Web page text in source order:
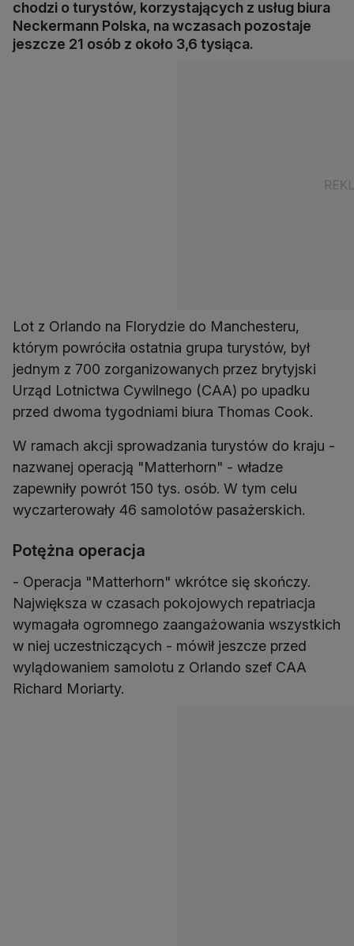
chodzi o turystów, korzystających z usług biura
Neckermann Polska, na wczasach pozostaje
jeszcze 21 osób z około 3,6 tysiąca.
Lot z Orlando na Florydzie do Manchesteru,
którym powróciła ostatnia grupa turystów, był
jednym z 700 zorganizowanych przez brytyjski
Urząd Lotnictwa Cywilnego (CAA) po upadku
przed dwoma tygodniami biura Thomas Cook.
W ramach akcji sprowadzania turystów do kraju -
nazwanej operacją "Matterhorn" - władze
zapewniły powrót 150 tys. osób. W tym celu
wyczarterowały 46 samolotów pasażerskich.
Potężna operacja
- Operacja "Matterhorn" wkrótce się skończy.
Największa w czasach pokojowych repatriacja
wymagała ogromnego zaangażowania wszystkich
w niej uczestniczących - mówił jeszcze przed
wylądowaniem samolotu z Orlando szef CAA
Richard Moriarty.